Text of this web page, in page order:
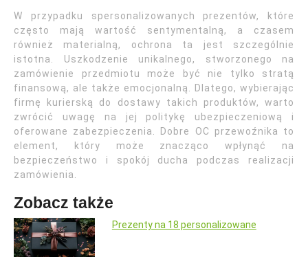
W przypadku spersonalizowanych prezentów, które
często mają wartość sentymentalną, a czasem
również materialną, ochrona ta jest szczególnie
istotna. Uszkodzenie unikalnego, stworzonego na
zamówienie przedmiotu może być nie tylko stratą
finansową, ale także emocjonalną. Dlatego, wybierając
firmę kurierską do dostawy takich produktów, warto
zwrócić uwagę na jej politykę ubezpieczeniową i
oferowane zabezpieczenia. Dobre OC przewoźnika to
element, który może znacząco wpłynąć na
bezpieczeństwo i spokój ducha podczas realizacji
zamówienia.
Zobacz także
Prezenty na 18 personalizowane